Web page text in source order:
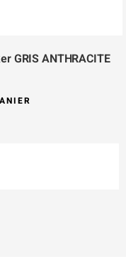
GRIS ANTHRACITE